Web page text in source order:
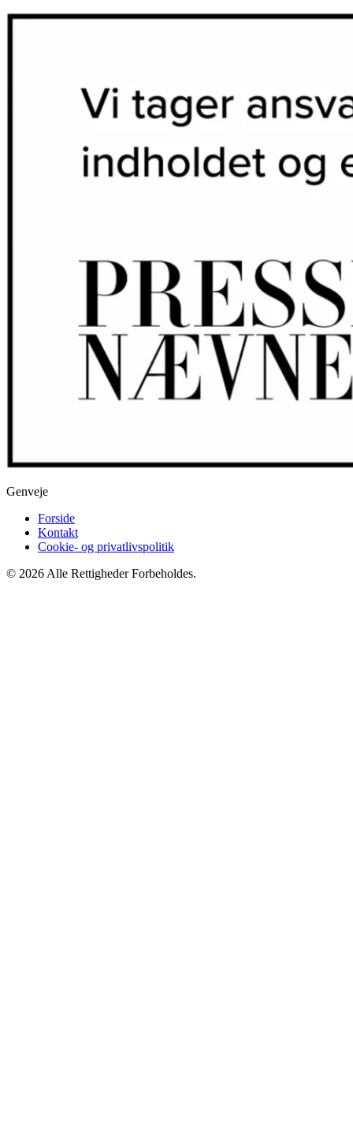
Genveje
Forside
Kontakt
Cookie- og privatlivspolitik
© 2026 Alle Rettigheder Forbeholdes.